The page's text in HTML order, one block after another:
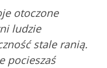
otoczone
ludzie
stale ranią.
pocieszaś